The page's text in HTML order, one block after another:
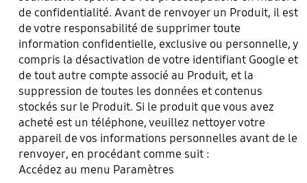
de confidentialité. Avant de renvoyer un Produit, il est
de votre responsabilité de supprimer toute
information confidentielle, exclusive ou personnelle, y
compris la désactivation de votre identifiant Google et
de tout autre compte associé au Produit, et la
suppression de toutes les données et contenus
stockés sur le Produit. Si le produit que vous avez
acheté est un téléphone, veuillez nettoyer votre
appareil de vos informations personnelles avant de le
renvoyer, en procédant comme suit :
Accédez au menu Paramètres